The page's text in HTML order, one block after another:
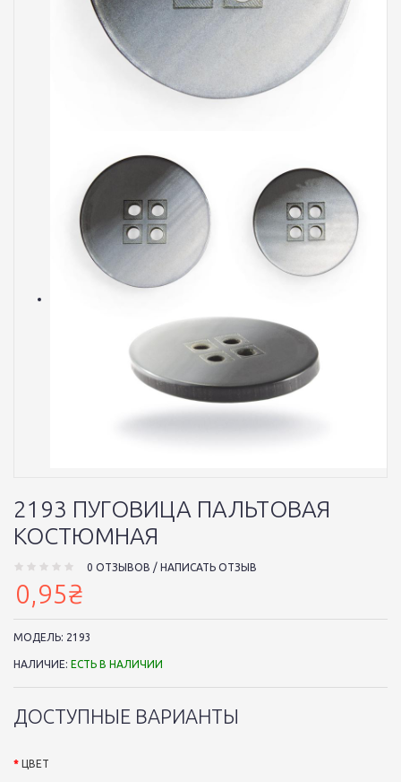
2193 ПУГОВИЦА ПАЛЬТОВАЯ
КОСТЮМНАЯ
0 ОТЗЫВОВ / НАПИСАТЬ ОТЗЫВ
0,95₴
МОДЕЛЬ: 2193
НАЛИЧИЕ: ЕСТЬ В НАЛИЧИИ
ДОСТУПНЫЕ ВАРИАНТЫ
ЦВЕТ